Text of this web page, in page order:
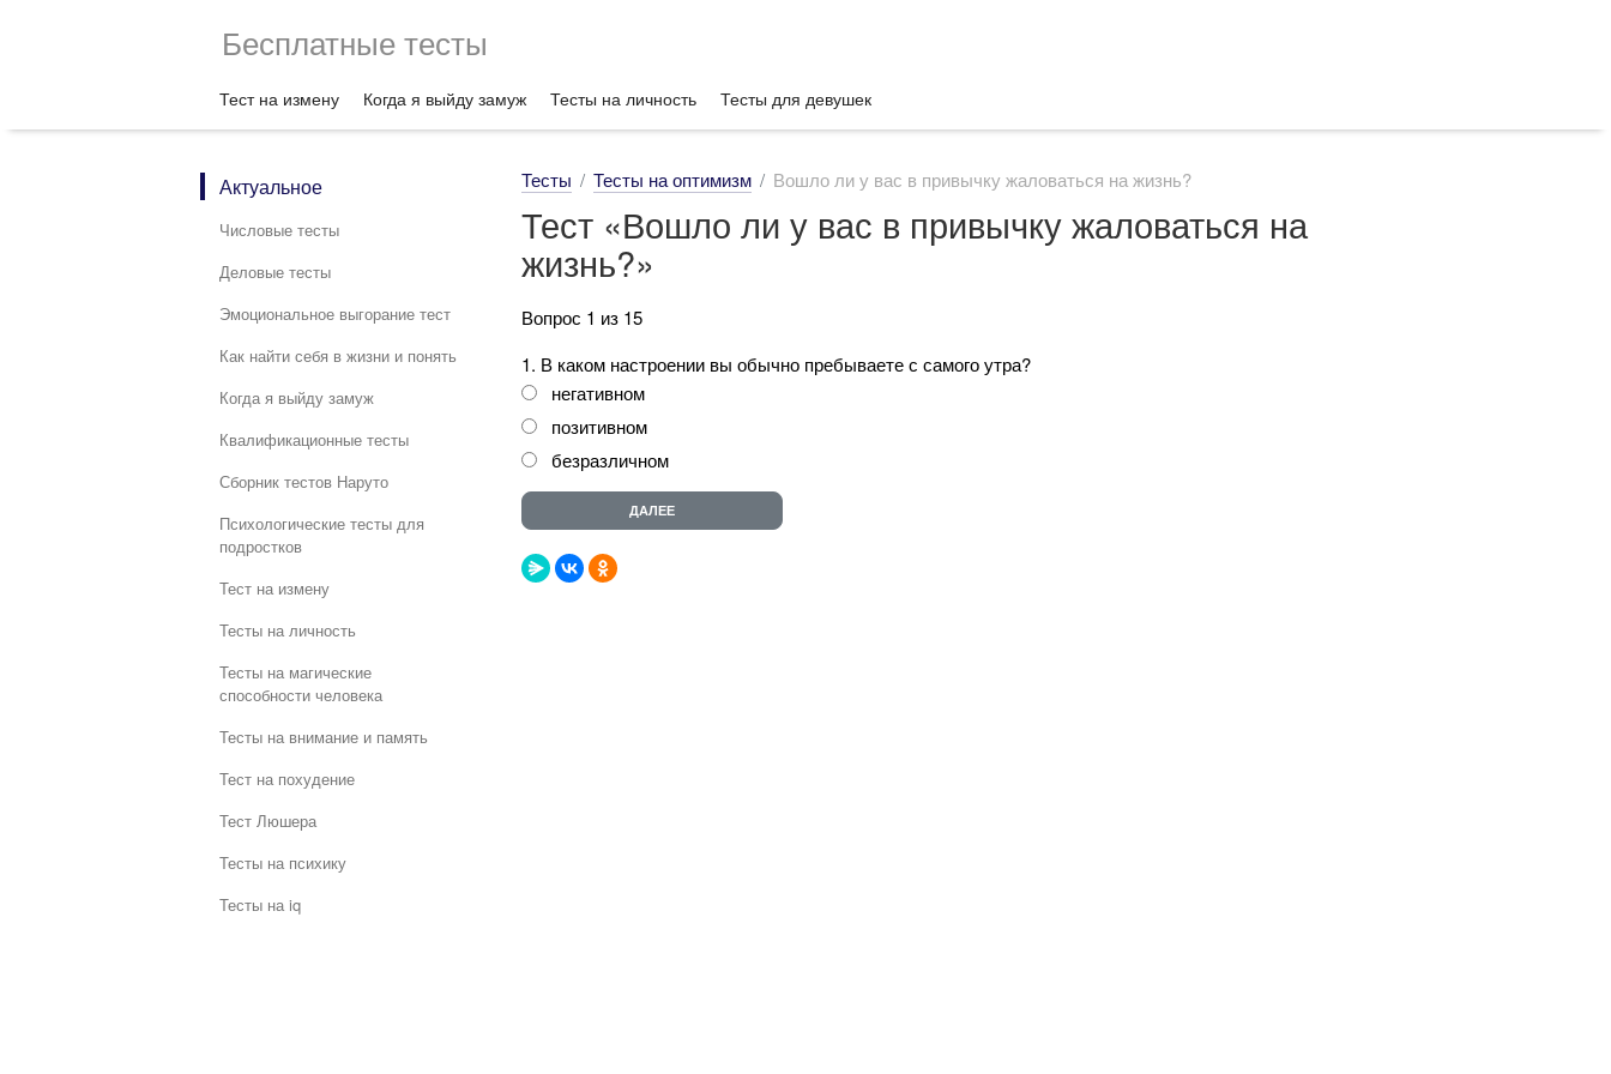
Бесплатные тесты
Тест на измену Когда я выйду замуж Тесты на личность Тесты для девушек
Актуальное
Числовые тесты
Деловые тесты
Эмоциональное выгорание тест
Как найти себя в жизни и понять
Когда я выйду замуж
Квалификационные тесты
Сборник тестов Наруто
Психологические тесты для
подростков
Тест на измену
Тесты на личность
Тесты на магические
способности человека
Тесты на внимание и память
Тест на похудение
Тест Люшера
Тесты на психику
Тесты на iq
Тесты Тесты на оптимизм Вошло ли у вас в привычку жаловаться на жизнь?
Тест «Вошло ли у вас в привычку жаловаться на
жизнь?»
Вопрос 1 из 15
1. В каком настроении вы обычно пребываете с самого утра?
негативном
позитивном
безразличном